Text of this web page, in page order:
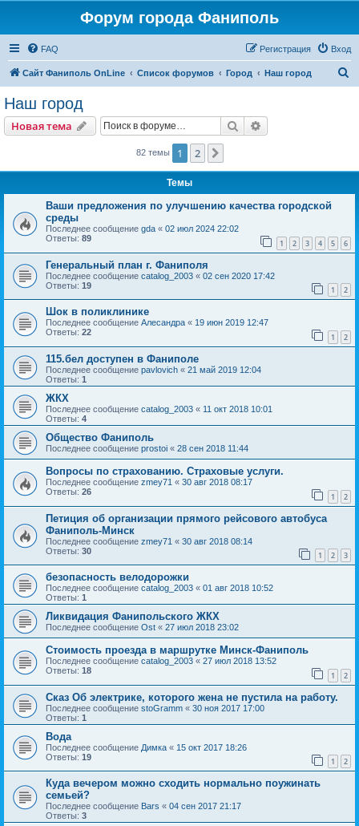
Форум города Фаниполь
FAQ Вход
Регистрация
Сайт Фаниполь OnLine Список форумов Город Наш город
Наш город
Новая тема Поиск
82 темы 1 2
Темы
Ваши предложения по улучшению качества городской
среды
Последнее сообщение gda « 02 июл 2024 22:02
Ответы: 89 1 2 3 4 5 6
Генеральный план г. Фаниполя
Последнее сообщение catalog_2003 « 02 сен 2020 17:42
Ответы: 19 1 2
Шок в поликлинике
Последнее сообщение Алесандра « 19 июн 2019 12:47
Ответы: 22 1 2
115.бел доступен в Фаниполе
Последнее сообщение pavlovich « 21 май 2019 12:04
Ответы: 1
ЖКХ
Последнее сообщение catalog_2003 « 11 окт 2018 10:01
Ответы: 4
Общество Фаниполь
Последнее сообщение prostoi « 28 сен 2018 11:44
Вопросы по страхованию. Страховые услуги.
Последнее сообщение zmey71 « 30 авг 2018 08:17
Ответы: 26 1 2
Петиция об организации прямого рейсового автобуса
Фаниполь-Минск
Последнее сообщение zmey71 « 30 авг 2018 08:14
Ответы: 30 1 2 3
безопасность велодорожки
Последнее сообщение catalog_2003 « 01 авг 2018 10:52
Ответы: 1
Ликвидация Фанипольского ЖКХ
Последнее сообщение Ost « 27 июл 2018 23:02
Стоимость проезда в маршрутке Минск-Фаниполь
Последнее сообщение catalog_2003 « 27 июл 2018 13:52
Ответы: 18 1 2
Сказ Об электрике, которого жена не пустила на работу.
Последнее сообщение stoGramm « 30 ноя 2017 17:00
Ответы: 1
Вода
Последнее сообщение Димка « 15 окт 2017 18:26
Ответы: 19 1 2
Куда вечером можно сходить нормально поужинать
семьей?
Последнее сообщение Bars « 04 сен 2017 21:17
Ответы: 3